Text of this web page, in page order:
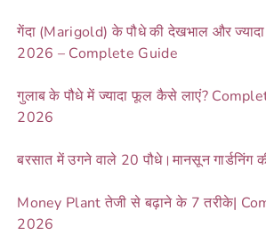
गेंदा (Marigold) के पौधे की देखभाल और
2026 – Complete Guide
गुलाब के पौधे में ज्यादा फूल कैसे लाएं?
2026
बरसात में उगने वाले 20 पौधे।मानसून गार्डनिंग
Money Plant तेजी से बढ़ाने के 7 तरीके|
2026